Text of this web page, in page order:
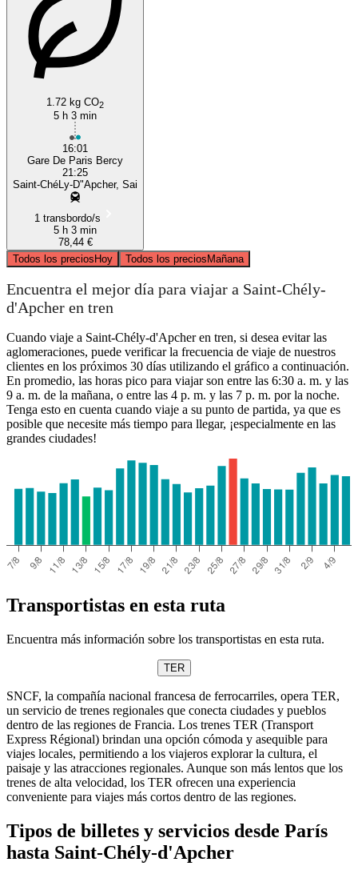
1.72 kg CO2
5 h 3 min
16:01
Gare De Paris Bercy
21:25
Saint-ChéLy-D"Apcher, Sai
1 transbordo/s
5 h 3 min
78,44 €
Todos los preciosHoy Todos los preciosMañana
Encuentra el mejor día para viajar a Saint-Chély-
d'Apcher en tren
Cuando viaje a Saint-Chély-d'Apcher en tren, si desea evitar las
aglomeraciones, puede verificar la frecuencia de viaje de nuestros
clientes en los próximos 30 días utilizando el gráfico a continuación.
En promedio, las horas pico para viajar son entre las 6:30 a. m. y las
9 a. m. de la mañana, o entre las 4 p. m. y las 7 p. m. por la noche.
Tenga esto en cuenta cuando viaje a su punto de partida, ya que es
posible que necesite más tiempo para llegar, ¡especialmente en las
grandes ciudades!
Transportistas en esta ruta
Encuentra más información sobre los transportistas en esta ruta.
TER
SNCF, la compañía nacional francesa de ferrocarriles, opera TER,
un servicio de trenes regionales que conecta ciudades y pueblos
dentro de las regiones de Francia. Los trenes TER (Transport
Express Régional) brindan una opción cómoda y asequible para
viajes locales, permitiendo a los viajeros explorar la cultura, el
paisaje y las atracciones regionales. Aunque son más lentos que los
trenes de alta velocidad, los TER ofrecen una experiencia
conveniente para viajes más cortos dentro de las regiones.
Tipos de billetes y servicios desde París
hasta Saint-Chély-d'Apcher